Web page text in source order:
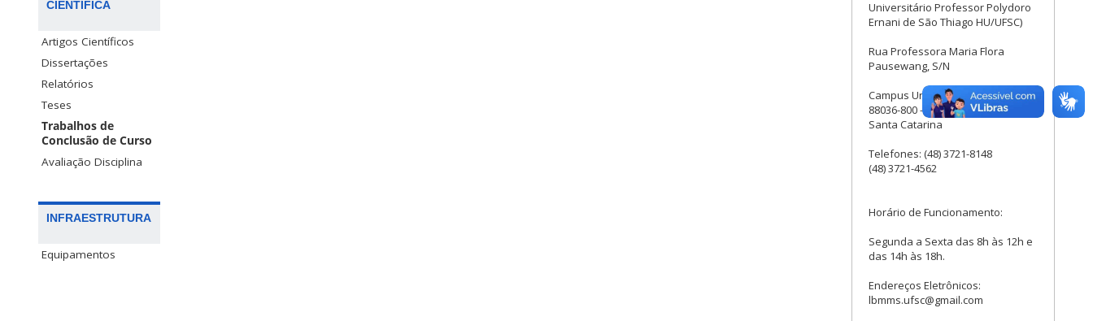
CIENTÍFICA
Artigos Científicos
Dissertações
Relatórios
Teses
Trabalhos de
Conclusão de Curso
Avaliação Disciplina
INFRAESTRUTURA
Equipamentos
Universitário Professor Polydoro
Ernani de São Thiago HU/UFSC)
Rua Professora Maria Flora
Pausewang, S/N
Campus Universitário - Trindade
88036-800 - Florianópolis -
Santa Catarina
Telefones: (48) 3721-8148
(48) 3721-4562
Horário de Funcionamento:
Segunda a Sexta das 8h às 12h e
das 14h às 18h.
Endereços Eletrônicos:
lbmms.ufsc@gmail.com